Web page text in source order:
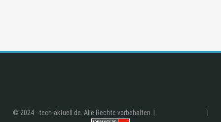
© 2024 - tech-aktuell.de. Alle Rechte vorbehalten. |